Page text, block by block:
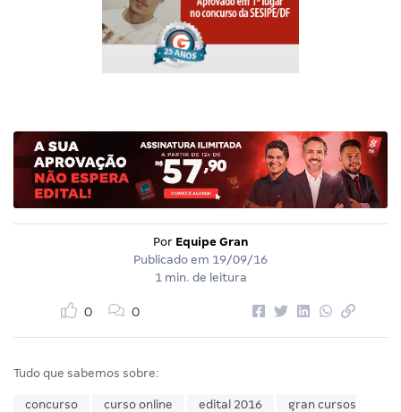
Por Equipe Gran
Publicado em 19/09/16
1 min. de leitura
0 0
Tudo que sabemos sobre:
concurso curso online edital 2016
gran cursos